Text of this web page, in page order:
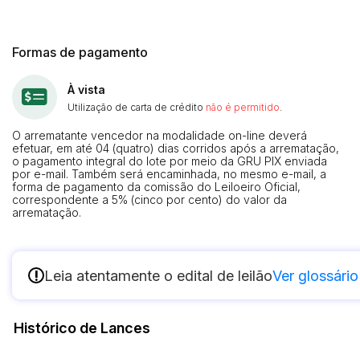
Formas de pagamento
À vista
Utilização de carta de crédito não é permitido
O arrematante vencedor na modalidade on-line deverá
efetuar, em até 04 (quatro) dias corridos após a arrematação,
o pagamento integral do lote por meio da GRU PIX enviada
por e-mail. Também será encaminhada, no mesmo e-mail, a
forma de pagamento da comissão do Leiloeiro Oficial,
correspondente a 5% (cinco por cento) do valor da
arrematação.
! Leia atentamente o edital de leilãoVer
Histórico de Lances